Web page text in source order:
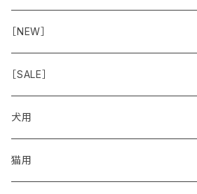
◾️長く楽しむ用
◾️特別なご褒美/嗜好性高
臓-肝腎心膵
免疫力・健康維持
こころ・脳
オーナー雑貨
［NEW］
［SALE］
犬用
フードおやつ
猫用